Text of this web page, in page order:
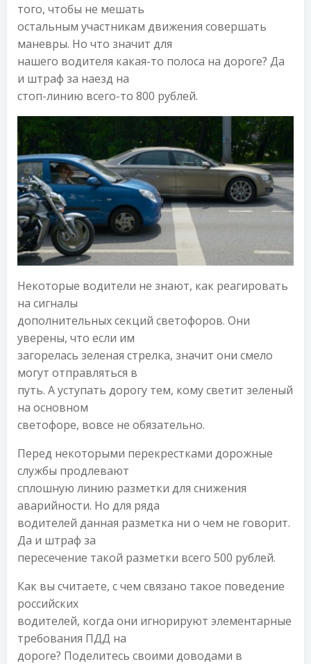
того, чтобы не мешать
остальным участникам движения совершать
маневры. Но что значит для
нашего водителя какая-то полоса на дороге? Да
и штраф за наезд на
стоп-линию всего-то 800 рублей.
Некоторые водители не знают, как реагировать
на сигналы
дополнительных секций светофоров. Они
уверены, что если им
загорелась зеленая стрелка, значит они смело
могут отправляться в
путь. А уступать дорогу тем, кому светит зеленый
на основном
светофоре, вовсе не обязательно.
Перед некоторыми перекрестками дорожные
службы продлевают
сплошную линию разметки для снижения
аварийности. Но для ряда
водителей данная разметка ни о чем не говорит.
Да и штраф за
пересечение такой разметки всего 500 рублей.
Как вы считаете, с чем связано такое поведение
российских
водителей, когда они игнорируют элементарные
требования ПДД на
дороге? Поделитесь своими доводами в